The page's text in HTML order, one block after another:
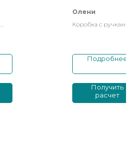
Олени
Коробка с ручками
Подробнее
Получить
расчет